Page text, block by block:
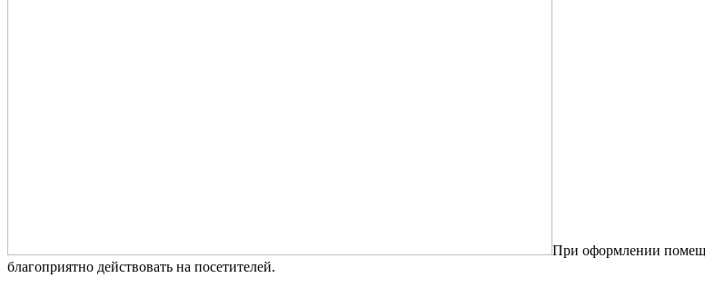
При оформлении
благоприятно действовать на посетителей.